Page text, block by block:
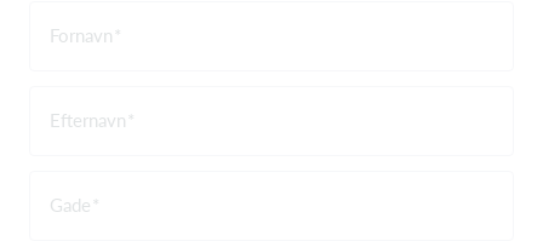
Fornavn
Efternavn
Gade